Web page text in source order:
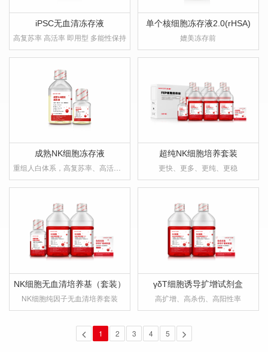
iPSC无血清冻存液
高复苏率 高活率 即用型 多能性保持
单个核细胞冻存液2.0(rHSA)
媲美冻存前
成熟NK细胞冻存液
重组人白体系，高复苏率、高活率，最大限度保留NK杀伤能力
超纯NK细胞培养套装
更快、更多、更纯、更稳
NK细胞无血清培养基（套装）
NK细胞纯因子无血清培养套装
γδT细胞诱导扩增试剂盒
高扩增、高杀伤、高阳性率
1 2 3 4 5